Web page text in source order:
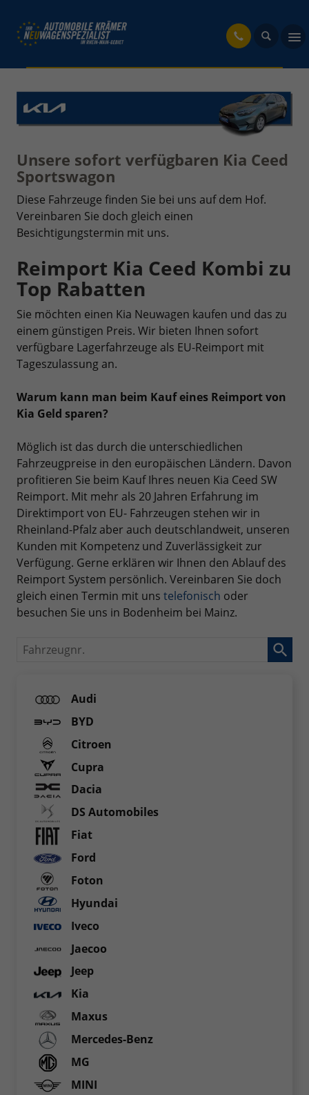
Unsere sofort verfügbaren Kia Ceed
Sportswagon
Diese Fahrzeuge finden Sie bei uns auf dem Hof.
Vereinbaren Sie doch gleich einen
Besichtigungstermin mit uns.
Reimport Kia Ceed Kombi zu
Top Rabatten
Sie möchten einen Kia Neuwagen kaufen und das zu
einem günstigen Preis. Wir bieten Ihnen sofort
verfügbare Lagerfahrzeuge als EU-Reimport mit
Tageszulassung an.
Warum kann man beim Kauf eines Reimport von
Kia Geld sparen?
Möglich ist das durch die unterschiedlichen
Fahrzeugpreise in den europäischen Ländern. Davon
profitieren Sie beim Kauf Ihres neuen Kia Ceed SW
Reimport. Mit mehr als 20 Jahren Erfahrung im
Direktimport von EU- Fahrzeugen stehen wir in
Rheinland-Pfalz aber auch deutschlandweit, unseren
Kunden mit Kompetenz und Zuverlässigkeit zur
Verfügung. Gerne erklären wir Ihnen den Ablauf des
Reimport System persönlich. Vereinbaren Sie doch
gleich einen Termin mit uns telefonisch oder
besuchen Sie uns in Bodenheim bei Mainz.
Fahrzeugnr.
Audi
BYD
Citroen
Cupra
Dacia
DS Automobiles
Fiat
Ford
Foton
Hyundai
Iveco
Jaecoo
Jeep
Kia
Maxus
Mercedes-Benz
MG
MINI